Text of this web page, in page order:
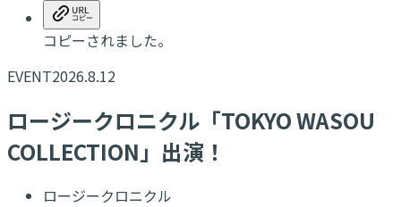
コピーされました。
EVENT2026.8.12
ロージークロニクル「TOKYO WASOU
COLLECTION」出演！
ロージークロニクル